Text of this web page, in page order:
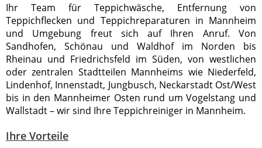
Ihr Team für Teppichwäsche, Entfernung von
Teppichflecken und Teppichreparaturen in Mannheim
und Umgebung freut sich auf Ihren Anruf. Von
Sandhofen, Schönau und Waldhof im Norden bis
Rheinau und Friedrichsfeld im Süden, von westlichen
oder zentralen Stadtteilen Mannheims wie Niederfeld,
Lindenhof, Innenstadt, Jungbusch, Neckarstadt Ost/West
bis in den Mannheimer Osten rund um Vogelstang und
Wallstadt – wir sind Ihre Teppichreiniger in Mannheim.
Ihre Vorteile